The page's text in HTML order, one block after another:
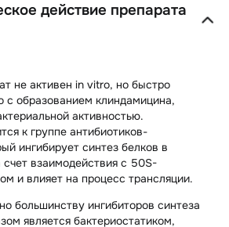
действие препарата
не активен in vitro, но быстро
с образованием клиндамицина,
активностью.
к группе антибиотиков-
ингибирует синтез белков в
счет взаимодействия с 50S-
и влияет на процесс трансляции.
большинству ингибиторов синтеза
является бактериостатиком,